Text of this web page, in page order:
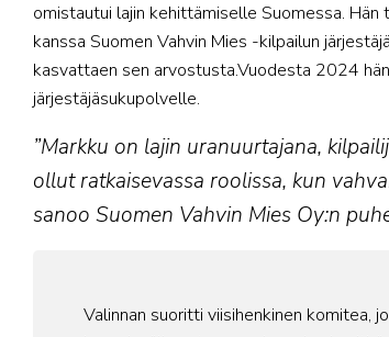
omistautui lajin kehittämiselle Suomessa.
kanssa Suomen Vahvin Mies -kilpailun
kasvattaen sen arvostusta.Vuodesta 2024
järjestäjäsukupolvelle.
”Markku on lajin uranuurtajana,
ollut ratkaisevassa roolissa, kun
sanoo Suomen Vahvin Mies Oy:n
Valinnan suoritti viisihenkinen komitea,